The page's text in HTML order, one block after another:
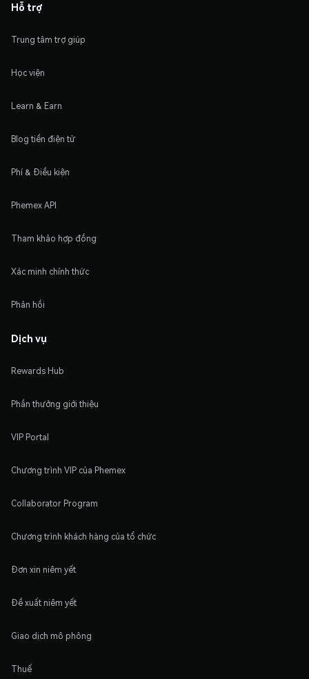
Hỗ trợ
Trung tâm trợ giúp
Học viện
Learn & Earn
Blog tiền điện tử
Phí & Điều kiện
Phemex API
Tham khảo hợp đồng
Xác minh chính thức
Phản hồi
Dịch vụ
Rewards Hub
Phần thưởng giới thiệu
VIP Portal
Chương trình VIP của Phemex
Collaborator Program
Chương trình khách hàng của tổ chức
Đơn xin niêm yết
Đề xuất niêm yết
Giao dịch mô phỏng
Thuế